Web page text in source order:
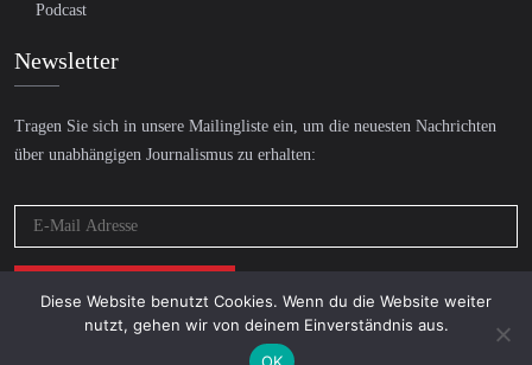
Podcast
Newsletter
Tragen Sie sich in unsere Mailingliste ein, um die neuesten Nachrichten
über unabhängigen Journalismus zu erhalten:
Diese Website benutzt Cookies. Wenn du die Website weiter
nutzt, gehen wir von deinem Einverständnis aus.
OK